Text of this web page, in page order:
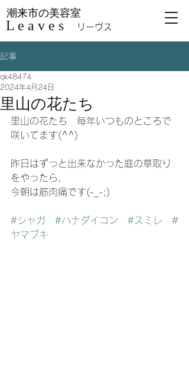
潮来市の美容室
L e a v e s リーヴス
記事
里山の花たち
qk48474
2024年4月24日
里山の花たち　毎年いつものところで
咲いてます(^^)
昨日はずっと出来なかった庭の草取り
をやったら、
今朝は筋肉痛です(-_-;)
#シャガ #ハナダイコン #スミレ
#
ヤマブキ